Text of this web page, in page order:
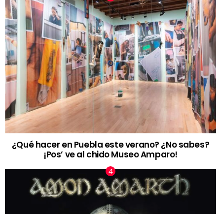
¿Qué hacer en Puebla este verano? ¿No sabes?
¡Pos’ ve al chido Museo Amparo!